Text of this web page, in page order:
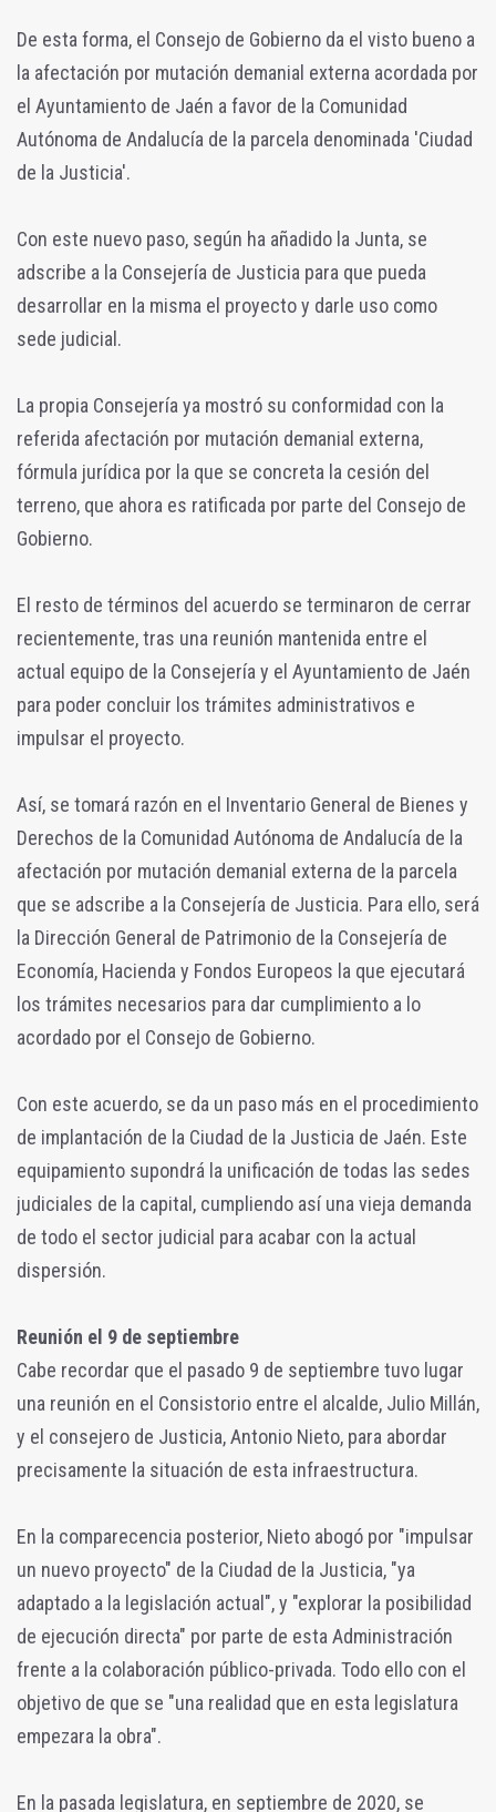
De esta forma, el Consejo de Gobierno da el visto bueno a
la afectación por mutación demanial externa acordada por
el Ayuntamiento de Jaén a favor de la Comunidad
Autónoma de Andalucía de la parcela denominada 'Ciudad
de la Justicia'.
Con este nuevo paso, según ha añadido la Junta, se
adscribe a la Consejería de Justicia para que pueda
desarrollar en la misma el proyecto y darle uso como
sede judicial.
La propia Consejería ya mostró su conformidad con la
referida afectación por mutación demanial externa,
fórmula jurídica por la que se concreta la cesión del
terreno, que ahora es ratificada por parte del Consejo de
Gobierno.
El resto de términos del acuerdo se terminaron de cerrar
recientemente, tras una reunión mantenida entre el
actual equipo de la Consejería y el Ayuntamiento de Jaén
para poder concluir los trámites administrativos e
impulsar el proyecto.
Así, se tomará razón en el Inventario General de Bienes y
Derechos de la Comunidad Autónoma de Andalucía de la
afectación por mutación demanial externa de la parcela
que se adscribe a la Consejería de Justicia. Para ello, será
la Dirección General de Patrimonio de la Consejería de
Economía, Hacienda y Fondos Europeos la que ejecutará
los trámites necesarios para dar cumplimiento a lo
acordado por el Consejo de Gobierno.
Con este acuerdo, se da un paso más en el procedimiento
de implantación de la Ciudad de la Justicia de Jaén. Este
equipamiento supondrá la unificación de todas las sedes
judiciales de la capital, cumpliendo así una vieja demanda
de todo el sector judicial para acabar con la actual
dispersión.
Reunión el 9 de septiembre
Cabe recordar que el pasado 9 de septiembre tuvo lugar
una reunión en el Consistorio entre el alcalde, Julio Millán,
y el consejero de Justicia, Antonio Nieto, para abordar
precisamente la situación de esta infraestructura.
En la comparecencia posterior, Nieto abogó por "impulsar
un nuevo proyecto" de la Ciudad de la Justicia, "ya
adaptado a la legislación actual", y "explorar la posibilidad
de ejecución directa" por parte de esta Administración
frente a la colaboración público-privada. Todo ello con el
objetivo de que se "una realidad que en esta legislatura
empezara la obra".
En la pasada legislatura, en septiembre de 2020, se